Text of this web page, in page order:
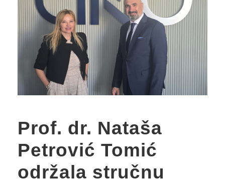
Prof. dr. Nataša
Petrović Tomić
održala stručnu